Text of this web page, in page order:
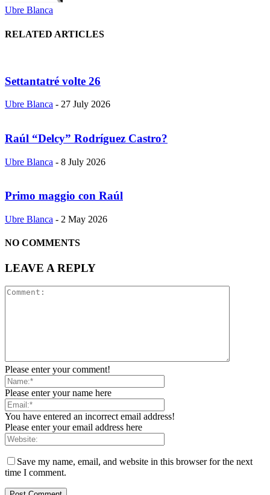
Ubre Blanca
RELATED ARTICLES
Settantatré volte 26
Ubre Blanca - 27 July 2026
Raúl “Delcy” Rodríguez Castro?
Ubre Blanca - 8 July 2026
Primo maggio con Raúl
Ubre Blanca - 2 May 2026
NO COMMENTS
LEAVE A REPLY
Please enter your comment!
Please enter your name here
You have entered an incorrect email address!
Please enter your email address here
Save my name, email, and website in this browser for the next
time I comment.